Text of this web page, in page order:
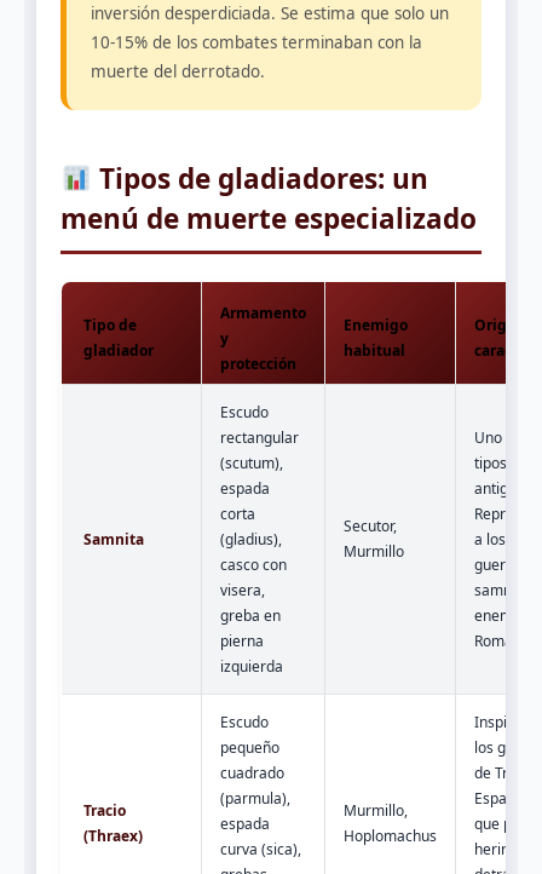
inversión desperdiciada. Se estima que solo un
10-15% de los combates terminaban con la
muerte del derrotado.
Tipos de gladiadores: un
menú de muerte especializado
Tipo de
gladiador
Armamento
y
protección
Enemigo
habitual
Origen o
Samnita
Escudo
rectangular
(scutum),
espada
corta
(gladius),
casco con
visera,
greba en
pierna
izquierda
Secutor,
Murmillo
Uno de
tipos más
antiguos.
a los
guerreros
samnitas,
Roma.
Tracio
(Thraex)
Escudo
pequeño
cuadrado
(parmula),
espada
curva (sica),
Murmillo,
Hoplomachus
Inspirado
los
de Tracia.
Espada
que podía
herir por